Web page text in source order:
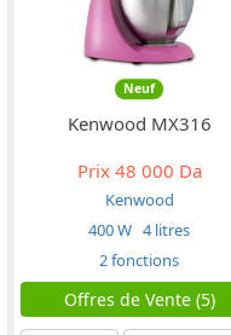
Neuf
Kenwood MX316
Prix48 000 Da
Kenwood
400 W 4 litres
2 fonctions
Offres de Vente (5)